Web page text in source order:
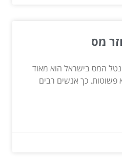
מס
המס בישראל הוא מאוד
פשוטות. כך אנשים רבים